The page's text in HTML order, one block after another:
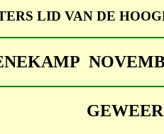
LID VAN DE
GEWEER